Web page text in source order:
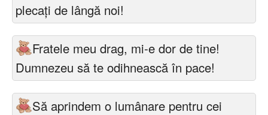
plecați de lângă noi!
Fratele meu drag, mi-e dor de tine!
Dumnezeu să te odihnească în pace!
Să aprindem o lumânare pentru cei